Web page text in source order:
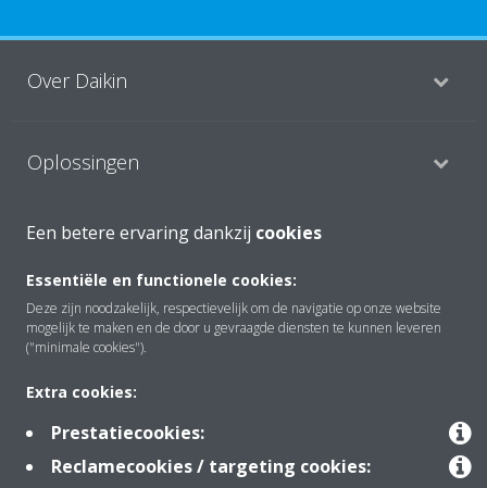
Over Daikin
Oplossingen
Contact
Producten
Beleid inzake gegevensbescherming
Bedrijfsethiek Data Act
Een betere ervaring dankzij cookies
Essentiële en functionele cookies:
Deze zijn noodzakelijk, respectievelijk om de navigatie op onze website
mogelijk te maken en de door u gevraagde diensten te kunnen leveren
("minimale cookies").
Extra cookies:
Prestatiecookies:
Reclamecookies / targeting cookies: